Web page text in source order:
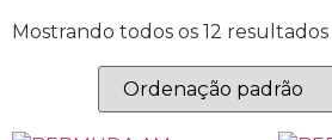
Mostrando todos os 12 resultados